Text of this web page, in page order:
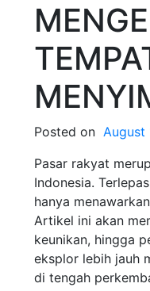
Posted on August
Pasar rakyat
Indonesia.
hanya
Artikel ini akan
keunikan, hingga
eksplor lebih jauh
di tengah